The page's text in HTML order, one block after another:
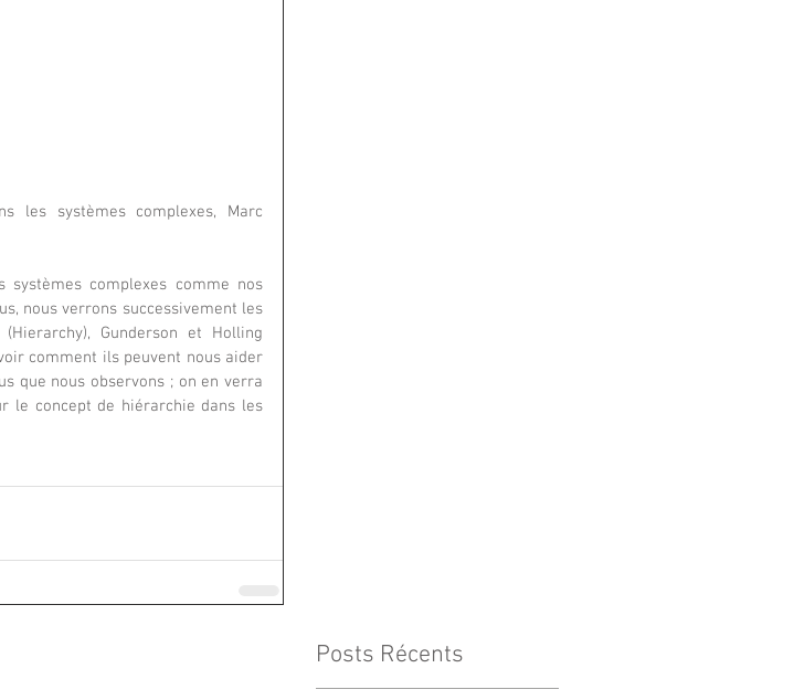
les systèmes complexes, Marc
systèmes complexes comme nos
nous verrons successivement les
Gunderson et Holling
comment ils peuvent nous aider
que nous observons ; on en verra
le concept de hiérarchie dans les
Posts Récents